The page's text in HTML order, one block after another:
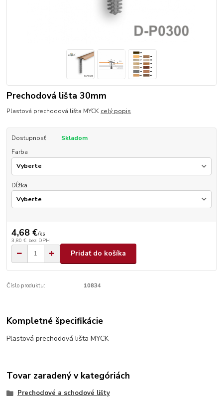
Prechodová lišta 30mm
Plastová prechodová lišta MYCK celý popis
Dostupnosť
Skladom
Farba
Dĺžka
4,68 €/ks
3,80 € bez DPH
Pridať do košíka
Číslo produktu: 10834
Kompletné špecifikácie
Plastová prechodová lišta MYCK
Tovar zaradený v kategóriách
Prechodové a schodové lišty